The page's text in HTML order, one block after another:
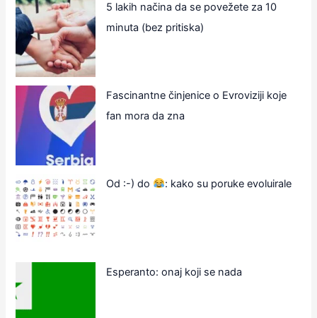
5 lakih načina da se povežete za 10
minuta (bez pritiska)
Fascinantne činjenice o Evroviziji koje
fan mora da zna
Od :-) do : kako su poruke evoluirale
Esperanto: onaj koji se nada